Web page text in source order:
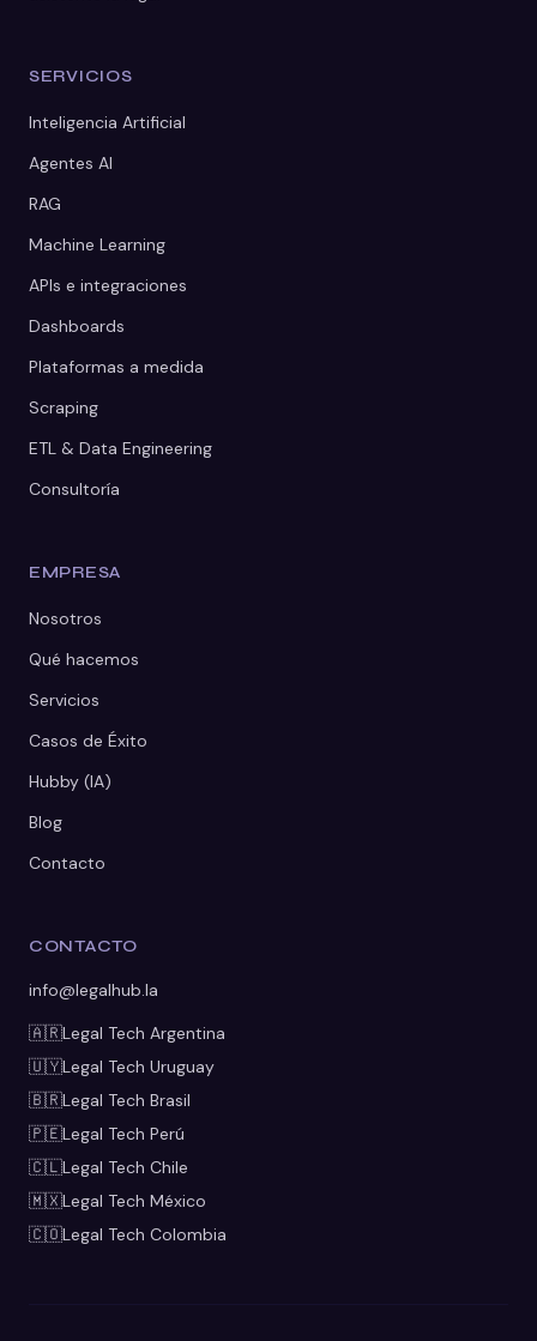
SERVICIOS
Inteligencia Artificial
Agentes AI
RAG
Machine Learning
APIs e integraciones
Dashboards
Plataformas a medida
Scraping
ETL & Data Engineering
Consultoría
EMPRESA
Nosotros
Qué hacemos
Servicios
Casos de Éxito
Hubby (IA)
Blog
Contacto
CONTACTO
info@legalhub.la
🇦🇷Legal Tech Argentina
🇺🇾Legal Tech Uruguay
🇧🇷Legal Tech Brasil
🇵🇪Legal Tech Perú
🇨🇱Legal Tech Chile
🇲🇽Legal Tech México
🇨🇴Legal Tech Colombia